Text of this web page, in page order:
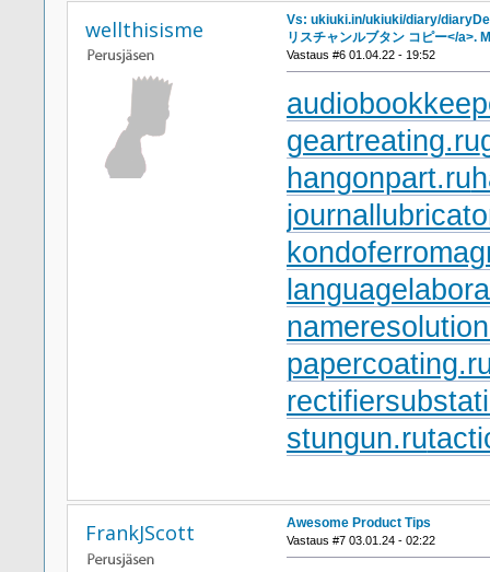
wellthisisme
Vs: ukiuki.in/ukiuki/diary/
リスチャンルブタン コピー</a>.
Vastaus #6 01.04.22 - 19:52
geartreating.ru
hangonpart.ru
stungun.ru
FrankJScott Awesome Product Tips
Vastaus #7 03.01.24 - 02:22